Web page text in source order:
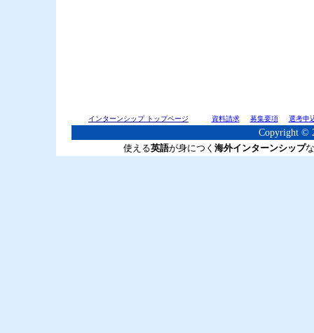
インターンシップ トップページ 資料請求 募集要項 選考申
Copyright ©
使える英語が身につく 海外インターンシップ